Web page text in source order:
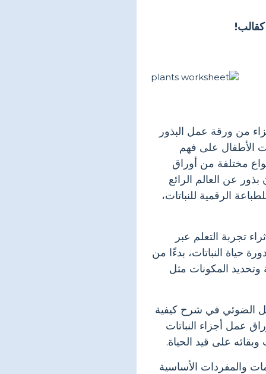
من ورقة عمل البذور
الأطفال على فهم
مختلفة من أوراق
عن العالم الرائع
الرقمية للنباتات،
تجربة التعلم عبر
حياة النباتات، بدءًا من
وتحديد المكونات مثل
الضوئي في شرح كيفية
عمل أجزاء النباتات
على قيد الحياة.
والمفردات الأساسية